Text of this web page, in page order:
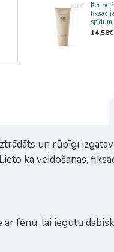
Keune
14,58€
un rūpīgi
kā veidošanas,
ar fēnu, lai iegūtu